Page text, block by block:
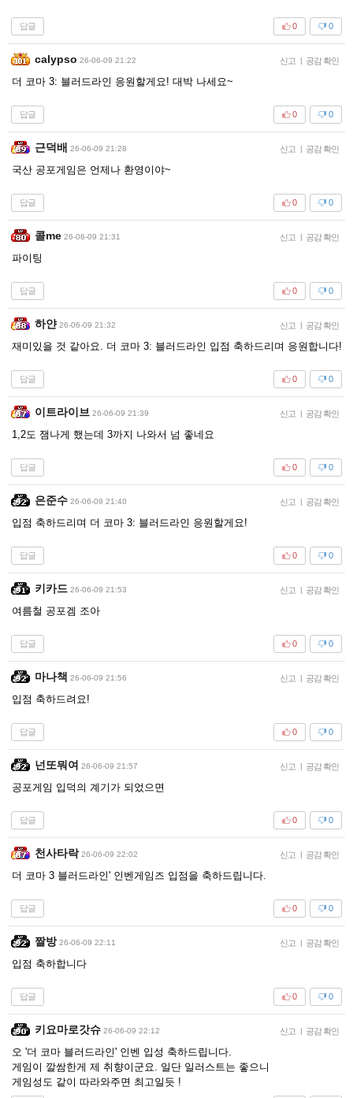
답글 0
0
calypso 26-06-09 21:22 신고 | 공감 확인
더 코마 3: 블러드라인 응원할게요! 대박 나세요~
답글 0
0
근덕배 26-06-09 21:28 신고 | 공감 확인
국산 공포게임은 언제나 환영이야~
답글 0
0
콜me 26-06-09 21:31 신고 | 공감 확인
파이팅
답글 0
0
하얀 26-06-09 21:32 신고 | 공감 확인
재미있을 것 같아요. 더 코마 3: 블러드라인 입점 축하드리며 응원합니다!
답글 0
0
이트라이브 26-06-09 21:39 신고 | 공감 확인
1,2도 잼나게 했는데 3까지 나와서 넘 좋네요
답글 0
0
은준수 26-06-09 21:40 신고 | 공감 확인
입점 축하드리며 더 코마 3: 블러드라인 응원할게요!
답글 0
0
키카드 26-06-09 21:53 신고 | 공감 확인
여름철 공포겜 조아
답글 0
0
마나책 26-06-09 21:56 신고 | 공감 확인
입점 축하드려요!
답글 0
0
넌또뭐여 26-06-09 21:57 신고 | 공감 확인
공포게임 입덕의 계기가 되었으면
답글 0
0
천사타락 26-06-09 22:02 신고 | 공감 확인
더 코마 3 블러드라인' 인벤게임즈 입점을 축하드립니다.
답글 0
0
짤방 26-06-09 22:11 신고 | 공감 확인
입점 축하합니다
답글 0
0
키요마로갓슈 26-06-09 22:12 신고 | 공감 확인
오 '더 코마 블러드라인' 인벤 입성 축하드립니다.
게임이 깔쌈한게 제 취향이군요. 일단 일러스트는 좋으니
게임성도 같이 따라와주면 최고일듯 !